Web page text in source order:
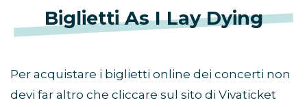
Biglietti As I Lay Dying
Per acquistare i biglietti online dei concerti non
devi far altro che cliccare sul sito di Vivaticket